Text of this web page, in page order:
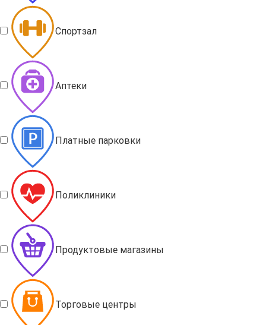
Спортзал
Аптеки
Платные парковки
Поликлиники
Продуктовые магазины
Торговые центры